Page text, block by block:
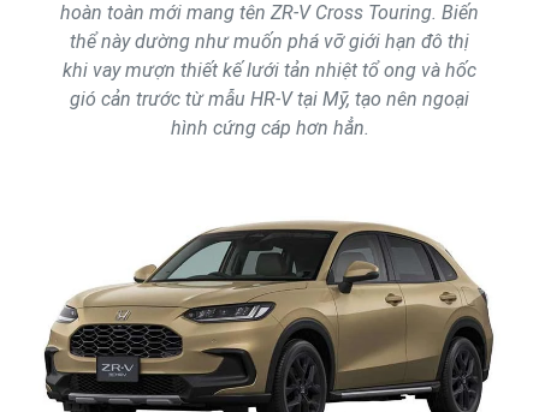
hoàn toàn mới mang tên ZR-V Cross Touring. Biến
thể này dường như muốn phá vỡ giới hạn đô thị
khi vay mượn thiết kế lưới tản nhiệt tổ ong và hốc
gió cản trước từ mẫu HR-V tại Mỹ, tạo nên ngoại
hình cứng cáp hơn hẳn.